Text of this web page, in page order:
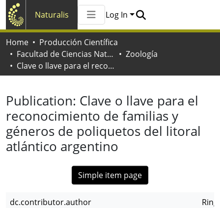
Naturalis
All of Naturalis
Log In
Home
Producción Científica
Facultad de Ciencias Naturales y Museo
Zoología
Clave o llave para el reconocimiento de familias y géneros de poliquetos del litoral atlántico argentino
Publication: Clave o llave para el
reconocimiento de familias y
géneros de poliquetos del litoral
atlántico argentino
Simple item page
dc.contributor.author